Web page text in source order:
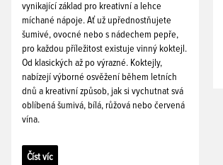
vynikající základ pro kreativní a lehce
míchané nápoje. Ať už upřednostňujete
šumivé, ovocné nebo s nádechem pepře,
pro každou příležitost existuje vinný koktejl.
Od klasických až po výrazné. Koktejly,
nabízejí výborné osvěžení během letních
dnů a kreativní způsob, jak si vychutnat svá
oblíbená šumivá, bílá, růžová nebo červená
vína.
Číst víc